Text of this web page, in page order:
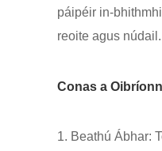
páipéir in-
reoite agus núdail.
Conas a
1. Beathú Ábhar: